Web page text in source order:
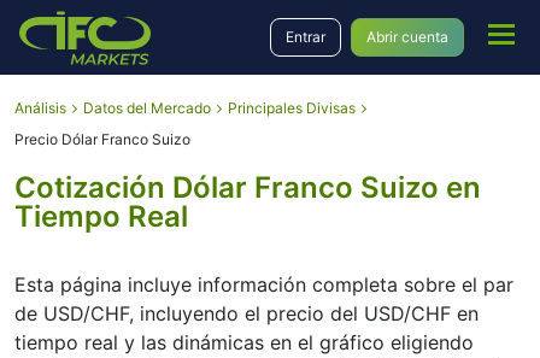
Entrar Abrir cuenta
Análisis Datos del Mercado
Principales Divisas
Precio Dólar Franco Suizo
Cotización Dólar Franco Suizo en
Tiempo Real
Esta página incluye información completa sobre el par
de USD/CHF, incluyendo el precio del USD/CHF en
tiempo real y las dinámicas en el gráfico eligiendo